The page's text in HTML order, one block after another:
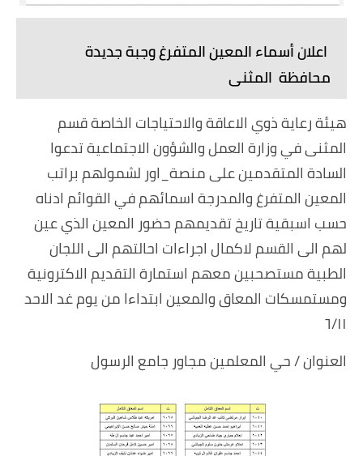
اعلان أسماء المعين المتفرغ وجبة جديدة
محافظة المثنى
هيئة رعاية ذوي الاعاقة والاحتياجات الخاصة قسم
المثنى في وزارة العمل والشؤون الاجتماعية تدعوا
السادة المتقدمين على منصة_اور لشمولهم براتب
المعين المتفرغ والمدرجة اسمائهم في القوائم ادناه
حسب اسبقية تاريخ تقديمهم حضور المعين الذي عين
لهم الى القسم لاكمال اجراءات احالتهم الى اللجان
الطبية مستصحبين معهم استمارة التقديم الاكترونية
ومستمسكات المعاق والمعين ابتداءا من يوم غد الاحد
٦/١١
العنوان / حي المعلمين مجاور جامع الرسول